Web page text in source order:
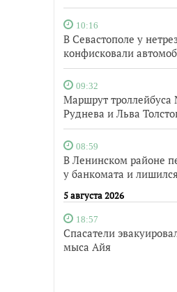
10:16
В Севастополе у
конфисковали
09:32
Маршрут
Руднева и Льва
08:59
В Ленинском районе
у банкомата и
5 августа 2026
18:57
Спасатели
мыса Айя